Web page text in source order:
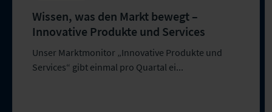
Wissen, was den Markt bewegt –
Innovative Produkte und Services
Unser Marktmonitor „Innovative Produkte und
Services“ gibt einmal pro Quartal ei...